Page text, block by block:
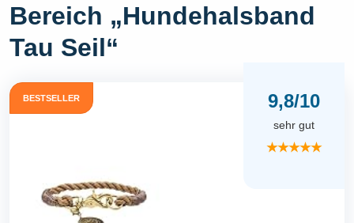
Bereich „Hundehalsband
Tau Seil“
BESTSELLER 9,8/10
sehr gut
★★★★★